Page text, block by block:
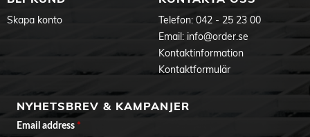
Skapa konto Telefon: 042 - 25 23 00
Email: info@order.se
Kontaktinformation
Kontaktformulär
NYHETSBREV & KAMPANJER
Email address *